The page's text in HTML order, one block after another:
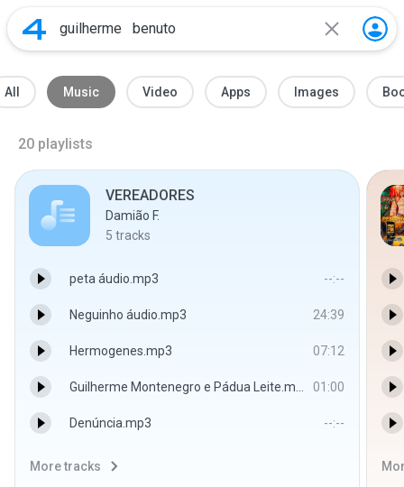
All Music Video Apps Images
20 playlists
VEREADORES
Damião F.
5 tracks
peta áudio.mp3 --:--
Neguinho áudio.mp3 24:39
Hermogenes.mp3 07:12
Guilherme Montenegro e Pádua Leite.mp3 01:00
Denúncia.mp3 --:--
More tracks